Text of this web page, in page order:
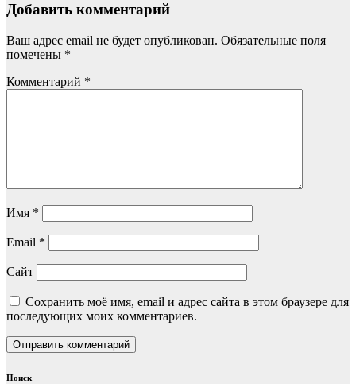
Добавить комментарий
Ваш адрес email не будет опубликован. Обязательные поля
помечены *
Комментарий *
Имя *
Email *
Сайт
Сохранить моё имя, email и адрес сайта в этом браузере для
последующих моих комментариев.
Поиск